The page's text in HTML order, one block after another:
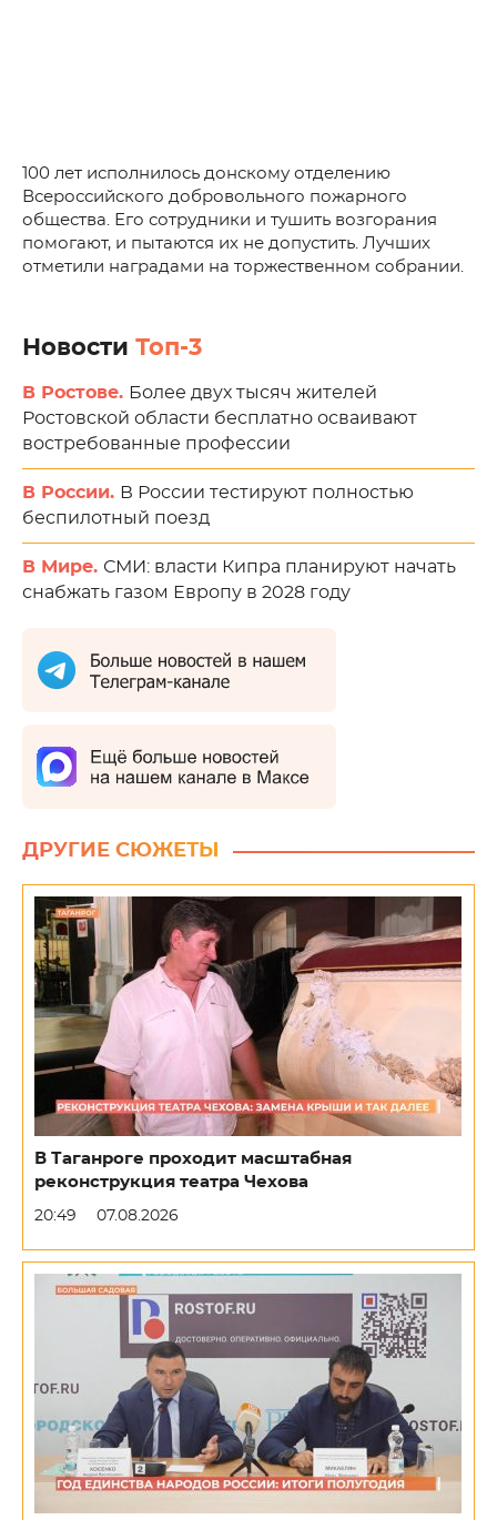
100 лет исполнилось донскому отделению
Всероссийского добровольного пожарного
общества. Его сотрудники и тушить возгорания
помогают, и пытаются их не допустить. Лучших
отметили наградами на торжественном собрании.
Новости Топ-3
В Ростове. Более двух тысяч жителей
Ростовской области бесплатно осваивают
востребованные профессии
В России. В России тестируют полностью
беспилотный поезд
В Мире. СМИ: власти Кипра планируют начать
снабжать газом Европу в 2028 году
ДРУГИЕ СЮЖЕТЫ
В Таганроге проходит масштабная
реконструкция театра Чехова
20:49 07.08.2026